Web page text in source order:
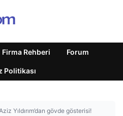
Firma Rehberi Forum
Politikası
Yıldırım’dan gövde gösterisi!